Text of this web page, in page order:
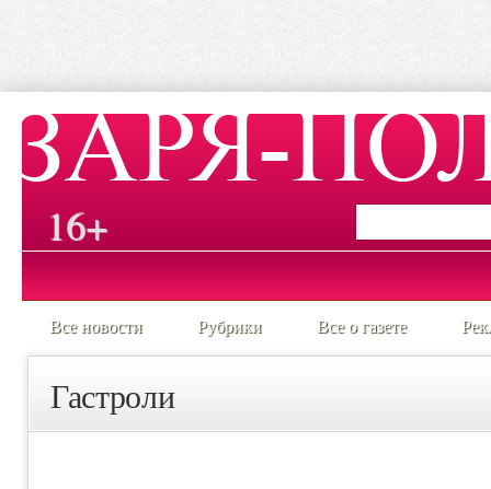
16+
Все новости Рубрики Все о газете
Гастроли